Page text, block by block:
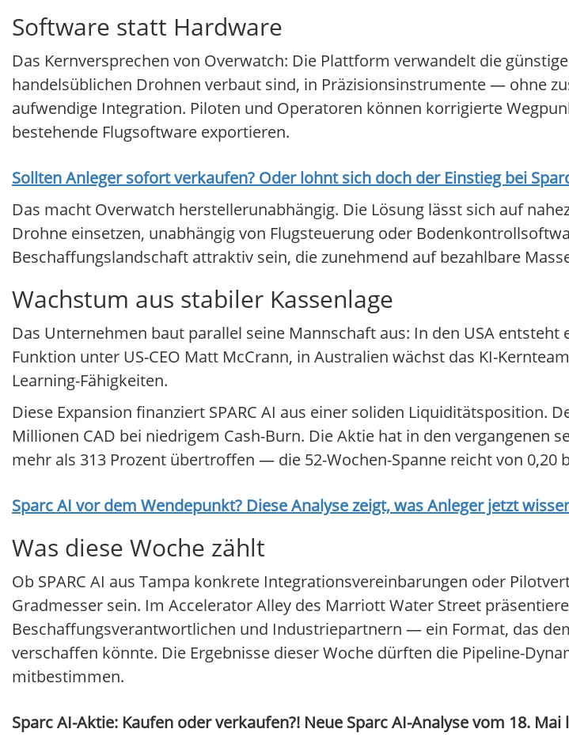
Software statt Hardware
Das Kernversprechen von Overwatch: Die Plattform verwandelt die
handelsüblichen Drohnen verbaut sind, in Präzisionsinstrumente — ohne
aufwendige Integration. Piloten und Operatoren können korrigierte
bestehende Flugsoftware exportieren.
Sollten Anleger sofort verkaufen? Oder lohnt sich doch der Einstieg bei
Das macht Overwatch herstellerunabhängig. Die Lösung lässt sich auf
Drohne einsetzen, unabhängig von Flugsteuerung oder
Beschaffungslandschaft attraktiv sein, die zunehmend auf bezahlbare
Wachstum aus stabiler Kassenlage
Das Unternehmen baut parallel seine Mannschaft aus: In den USA
Funktion unter US-CEO Matt McCrann, in Australien wächst das KI-
Learning-Fähigkeiten.
Diese Expansion finanziert SPARC AI aus einer soliden Liquiditätsposition.
Millionen CAD bei niedrigem Cash-Burn. Die Aktie hat in den vergangenen
mehr als 313 Prozent übertroffen — die 52-Wochen-Spanne reicht von 0,20
Sparc AI vor dem Wendepunkt? Diese Analyse zeigt, was Anleger jetzt
Was diese Woche zählt
Ob SPARC AI aus Tampa konkrete Integrationsvereinbarungen oder
Gradmesser sein. Im Accelerator Alley des Marriott Water Street
Beschaffungsverantwortlichen und Industriepartnern — ein Format, das
verschaffen könnte. Die Ergebnisse dieser Woche dürften die Pipeline-
mitbestimmen.
Sparc AI-Aktie: Kaufen oder verkaufen?! Neue Sparc AI-Analyse vom 18.